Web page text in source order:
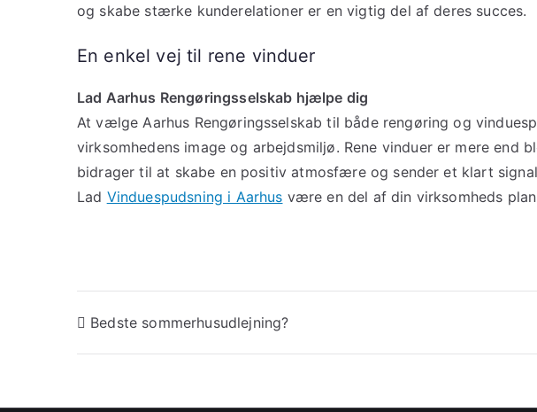
og skabe stærke kunderelationer er en vigtig del af deres succes.
En enkel vej til rene vinduer
Lad Aarhus Rengøringsselskab hjælpe dig
At vælge Aarhus Rengøringsselskab til både rengøring og
virksomhedens image og arbejdsmiljø. Rene vinduer er mere end
bidrager til at skabe en positiv atmosfære og sender et klart
Lad Vinduespudsning i Aarhus være en del af din virksomheds
Indlægsnavigation
Bedste sommerhusudlejning?